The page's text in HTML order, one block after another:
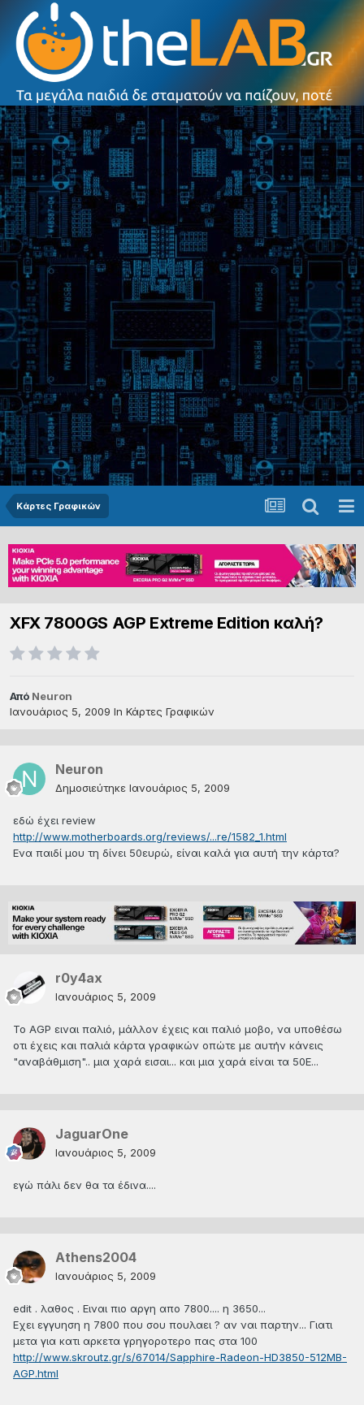
Κάρτες Γραφικών
XFX 7800GS AGP Extreme Edition καλή?
Από Neuron
Ιανουάριος 5, 2009 In Κάρτες Γραφικών
Neuron
Δημοσιεύτηκε Ιανουάριος 5, 2009
εδώ έχει review
http://www.motherboards.org/reviews/...re/1582_1.html
Ενα παιδί μου τη δίνει 50ευρώ, είναι καλά για αυτή την κάρτα?
r0y4ax
Ιανουάριος 5, 2009
Το AGP ειναι παλιό, μάλλον έχεις και παλιό μοβο, να υποθέσω
οτι έχεις και παλιά κάρτα γραφικών οπώτε με αυτήν κάνεις
"αναβάθμιση".. μια χαρά εισαι... και μια χαρά είναι τα 50Ε...
JaguarOne
Ιανουάριος 5, 2009
εγώ πάλι δεν θα τα έδινα....
Athens2004
Ιανουάριος 5, 2009
edit . λαθος . Ειναι πιο αργη απο 7800.... η 3650...
Εχει εγγυηση η 7800 που σου πουλαει ? αν ναι παρτην... Γιατι
μετα για κατι αρκετα γρηγοροτερο πας στα 100
http://www.skroutz.gr/s/67014/Sapphire-Radeon-HD3850-512MB-
AGP.html